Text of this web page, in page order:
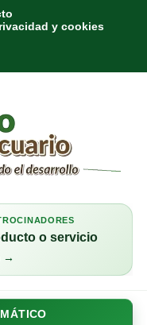
y cookies
o servicio
→